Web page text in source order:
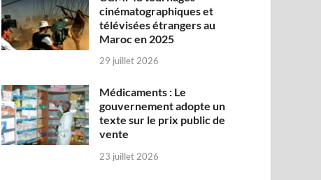
cinématographiques et
télévisées étrangers au
Maroc en 2025
29 juillet 2026
Médicaments : Le
gouvernement adopte un
texte sur le prix public de
vente
23 juillet 2026